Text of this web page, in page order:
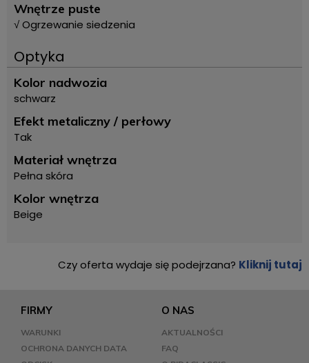
Wnętrze puste
√ Ogrzewanie siedzenia
Optyka
Kolor nadwozia
schwarz
Efekt metaliczny / perłowy
Tak
Materiał wnętrza
Pełna skóra
Kolor wnętrza
Beige
Czy oferta wydaje się podejrzana? Kliknij tutaj
FIRMY
WARUNKI
OCHRONA DANYCH DATA
O NAS
AKTUALNOŚCI
FAQ